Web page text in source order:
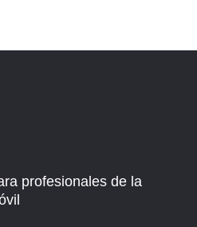
profesionales de la